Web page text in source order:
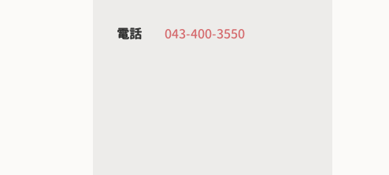
電話 043-400-3550